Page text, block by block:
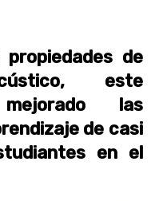
de
este
las
de casi
en el